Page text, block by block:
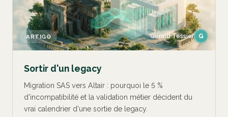
ARTIGO Gérald Tessier G
Sortir d'un legacy
Migration SAS vers Altair : pourquoi le 5 %
d'incompatibilité et la validation métier décident du
vrai calendrier d'une sortie de legacy.